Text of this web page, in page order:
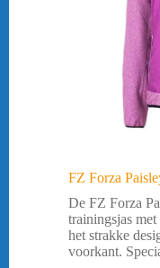
FZ Forza
De FZ Forza
trainingsjas
het strakke
voorkant.